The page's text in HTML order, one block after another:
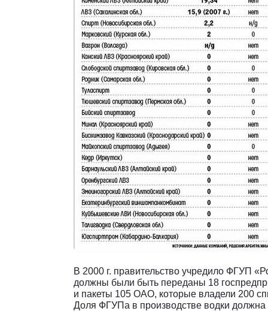
В 2000 г. правительство учредило ФГУП
должны были быть переданы 18
и пакеты 105 ОАО, которые владели 200
Доля ФГУПа в производстве водки